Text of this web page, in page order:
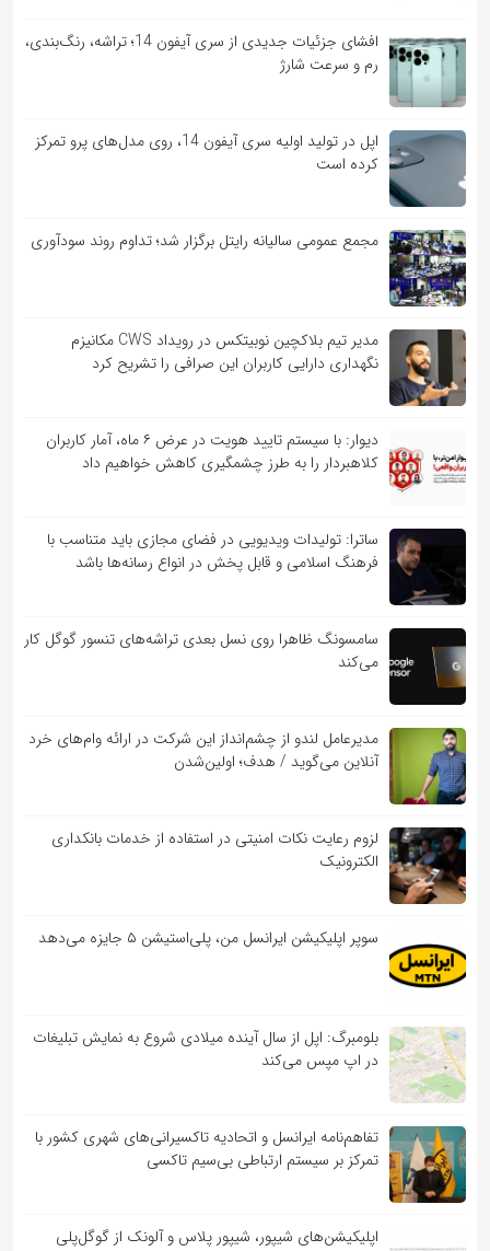
افشای جزئیات جدیدی از سری آیفون 14؛ تراشه، رنگ‌بندی،
رم و سرعت شارژ
اپل در تولید اولیه سری آیفون 14، روی مدل‌های پرو تمرکز
کرده است
مجمع عمومی سالیانه رایتل برگزار شد؛ تداوم روند سودآوری
مدیر تیم بلاکچین نوبیتکس در رویداد CWS مکانیزم
نگهداری دارایی کاربران این صرافی را تشریح کرد
دیوار: با سیستم تایید هویت در عرض ۶ ماه، آمار کاربران
کلاهبردار را به طرز چشمگیری کاهش خواهیم داد
ساترا: تولیدات ویدیویی در فضای مجازی باید متناسب با
فرهنگ اسلامی و قابل پخش در انواع رسانه‌ها باشد
سامسونگ ظاهرا روی نسل بعدی تراشه‌های تنسور گوگل کار
می‌کند
مدیرعامل لندو از چشم‌انداز این شرکت در ارائه وام‌های خرد
آنلاین می‌گوید / هدف؛ اولین‌شدن
لزوم رعایت نکات امنیتی در استفاده از خدمات بانکداری
الکترونیک
سوپر اپلیکیشن ایرانسل من، پلی‌استیشن ۵ جایزه می‌دهد
بلومبرگ: اپل از سال آینده میلادی شروع به نمایش تبلیغات
در اپ مپس می‌کند
تفاهم‌نامه‌ ایرانسل و اتحادیه تاکسیرانی‌های شهری کشور با
تمرکز بر سیستم ارتباطی بی‌سیم تاکسی
اپلیکیشن‌های شیپور، شیپور پلاس و آلونک از گوگل‌پلی